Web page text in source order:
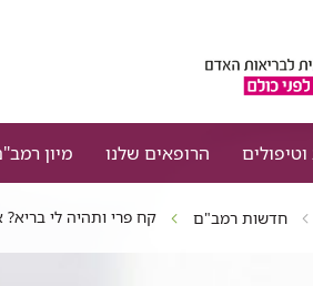
הרופאים שלנו מיון
חדשות רמב"ם קח פרי ותהיה לי